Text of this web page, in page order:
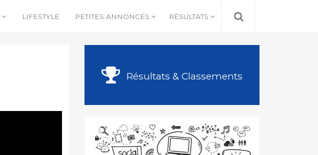
LIFESTYLE PETITES ANNONCES RÉSULTATS
Résultats & Classements